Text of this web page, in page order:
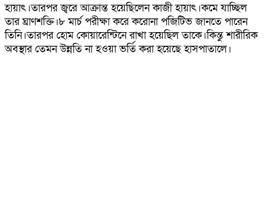
হায়াৎ।তারপর জ্বরে আক্রান্ত হয়েছিলেন কাজী হায়াৎ।কমে যাচ্ছিল
তার ঘ্রাণশক্তি।৮ মার্চ পরীক্ষা করে করোনা পজিটিভ জানতে পারেন
তিনি।তারপর হোম কোয়ারেন্টিনে রাখা হয়েছিল তাকে।কিন্তু শারীরিক
অবস্থার তেমন উন্নতি না হওয়া ভর্তি করা হয়েছে হাসপাতালে।